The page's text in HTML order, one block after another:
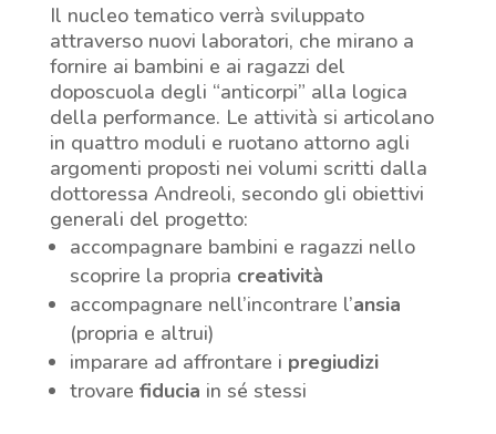
Il nucleo tematico verrà sviluppato
attraverso nuovi laboratori, che mirano a
fornire ai bambini e ai ragazzi del
doposcuola degli “anticorpi” alla logica
della performance. Le attività si articolano
in quattro moduli e ruotano attorno agli
argomenti proposti nei volumi scritti dalla
dottoressa Andreoli, secondo gli obiettivi
generali del progetto:
accompagnare bambini e ragazzi nello
scoprire la propria creatività
accompagnare nell’incontrare l’ansia
(propria e altrui)
imparare ad affrontare i pregiudizi
trovare fiducia in sé stessi